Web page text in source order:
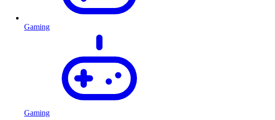
Gaming
Gaming